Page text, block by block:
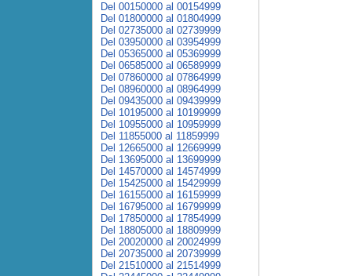
Del 00150000 al 00154999
Del 01800000 al 01804999
Del 02735000 al 02739999
Del 03950000 al 03954999
Del 05365000 al 05369999
Del 06585000 al 06589999
Del 07860000 al 07864999
Del 08960000 al 08964999
Del 09435000 al 09439999
Del 10195000 al 10199999
Del 10955000 al 10959999
Del 11855000 al 11859999
Del 12665000 al 12669999
Del 13695000 al 13699999
Del 14570000 al 14574999
Del 15425000 al 15429999
Del 16155000 al 16159999
Del 16795000 al 16799999
Del 17850000 al 17854999
Del 18805000 al 18809999
Del 20020000 al 20024999
Del 20735000 al 20739999
Del 21510000 al 21514999